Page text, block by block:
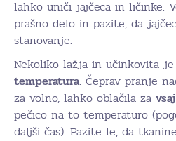
lahko uniči jajčeca in ličinke.
prašno delo in pazite, da
stanovanje.
Nekoliko lažja in učinkovita
temperatura. Čeprav pranje
za volno, lahko oblačila za
pečico na to temperaturo
daljši čas). Pazite le, da